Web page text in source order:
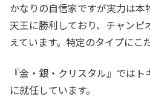
かなりの自信家ですが実力は本
天王に勝利しており、チャン
えています。特定のタイプにこ
『金・銀・クリスタル』では
に就任しています。